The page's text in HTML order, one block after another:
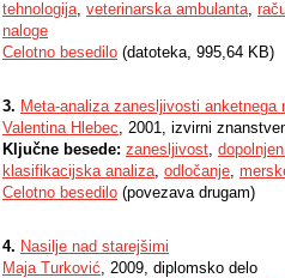
tehnologija, veterinarska ambulanta,
naloge
Celotno besedilo (datoteka, 995,64 KB)
3. Meta-analiza zanesljivosti
Valentina Hlebec, 2001, izvirni
Ključne besede: zanesljivost,
klasifikacijska analiza, odločanje,
Celotno besedilo (povezava drugam)
4. Nasilje nad starejšimi
Maja Turković, 2009, diplomsko delo